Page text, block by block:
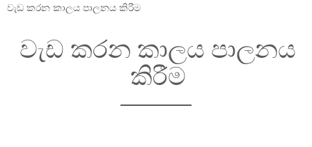
වැඩ කරන කාලය පාලනය කිරීම
වැඩ කරන කාලය පාලනය
කිරීම